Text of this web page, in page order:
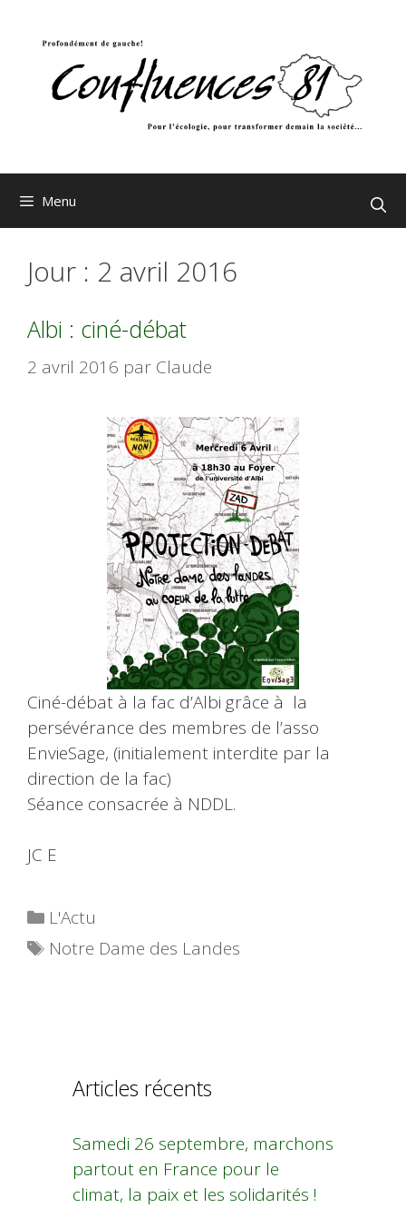
Menu
Jour : 2 avril 2016
Albi : ciné-débat
2 avril 2016 par Claude
Ciné-débat à la fac d’Albi grâce à la
persévérance des membres de l’asso
EnvieSage, (initialement interdite par la
direction de la fac)
Séance consacrée à NDDL.
JC E
Catégories
L'Actu
Étiquettes
Notre Dame des Landes
Articles récents
Samedi 26 septembre, marchons
partout en France pour le
climat, la paix et les solidarités !